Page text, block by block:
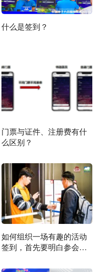
什么是签到？
门票与证件、注册费有什
么区别？
如何组织一场有趣的活动
签到，首先要明白参会者